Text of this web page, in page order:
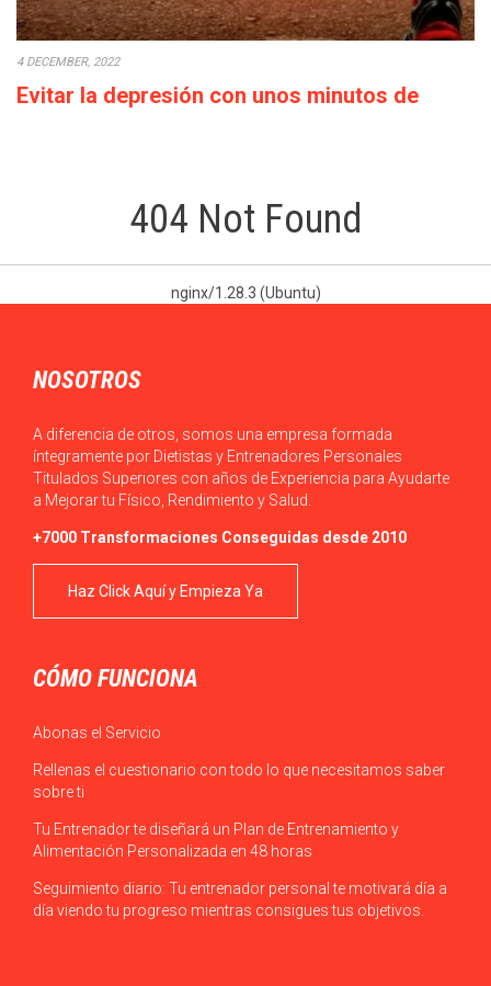
4 DECEMBER, 2022
Evitar la depresión con unos minutos de
404 Not Found
nginx/1.28.3 (Ubuntu)
NOSOTROS
A diferencia de otros, somos una empresa formada
íntegramente por Dietistas y Entrenadores Personales
Titulados Superiores con años de Experiencia para Ayudarte
a Mejorar tu Físico, Rendimiento y Salud.
+7000 Transformaciones Conseguidas desde 2010
Haz Click Aquí y Empieza Ya
CÓMO FUNCIONA
Abonas el Servicio
Rellenas el cuestionario con todo lo que necesitamos saber
sobre ti
Tu Entrenador te diseñará un Plan de Entrenamiento y
Alimentación Personalizada en 48 horas
Seguimiento diario: Tu entrenador personal te motivará día a
día viendo tu progreso mientras consigues tus objetivos.